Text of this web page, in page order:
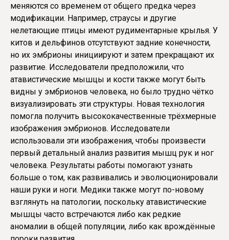
меняются со временем от общего предка через
модификации. Например, страусы и другие
нелетающие птицы имеют рудиментарные крылья. У
китов и дельфинов отсутствуют задние конечности,
но их эмбрионы инициируют и затем прекращают их
развитие. Исследователи предположили, что
атавистические мышцы и кости также могут быть
видны у эмбрионов человека, но было трудно чётко
визуализировать эти структуры. Новая технология
помогла получить высококачественные трёхмерные
изображения эмбрионов. Исследователи
использовали эти изображения, чтобы произвести
первый детальный анализ развития мышц рук и ног
человека. Результаты работы помогают узнать
больше о том, как развивались и эволюционировали
наши руки и ноги. Медики также могут по-новому
взглянуть на патологии, поскольку атавистические
мышцы часто встречаются либо как редкие
аномалии в общей популяции, либо как врождённые